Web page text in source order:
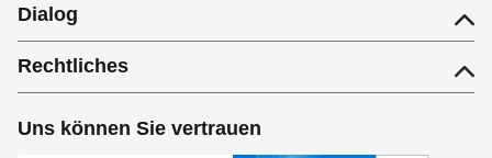
Dialog
Rechtliches
Uns können Sie vertrauen